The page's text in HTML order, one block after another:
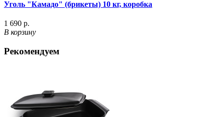
Уголь "Камадо" (брикеты) 10 кг, коробка
1 690 р.
В корзину
Рекомендуем